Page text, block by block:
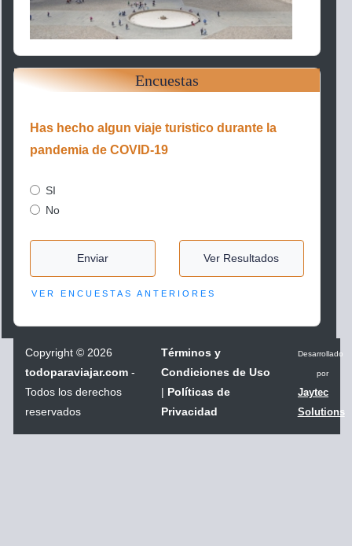
Encuestas
Has hecho algun viaje turistico durante la
pandemia de COVID-19
SI
No
Enviar Ver Resultados
VER ENCUESTAS ANTERIORES
Copyright © 2026
todoparaviajar.com -
Todos los derechos
reservados
Términos y
Condiciones de Uso
| Políticas de
Privacidad
Desarrollado
por
Jaytec
Solutions